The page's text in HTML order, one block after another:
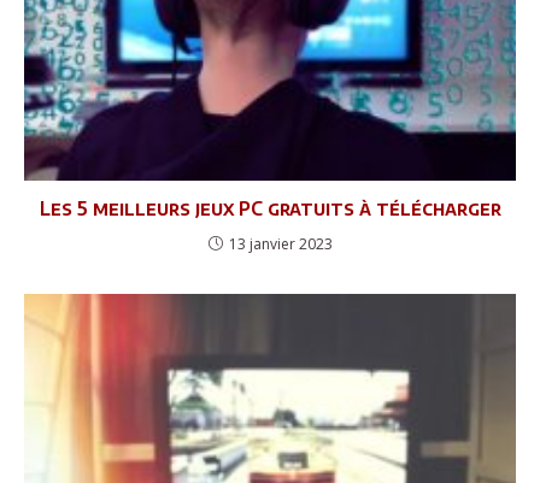
Les 5 meilleurs jeux PC gratuits à télécharger
13 janvier 2023